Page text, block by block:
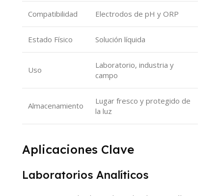
Compatibilidad Electrodos de pH y ORP
Estado Físico Solución líquida
Uso
Laboratorio, industria y
campo
Almacenamiento
Lugar fresco y protegido de
la luz
Aplicaciones Clave
Laboratorios Analíticos